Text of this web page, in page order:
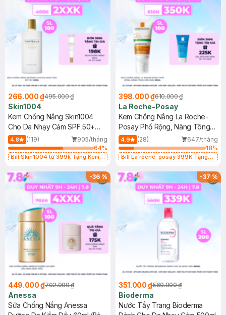
266.000 ₫495.000 ₫
Skin1004
Kem Chống Nắng Skin1004
Cho Da Nhạy Cảm SPF 50+
50ml
4.8 (119)
905/tháng
64%
Bill Skin1004 từ 399k Tặng Kem
SPF 50+ 20ml (SL Có Hạn)
398.000 ₫610.000 ₫
La Roche-Posay
Kem Chống Nắng La Roche-
Posay Phổ Rộng, Nâng Tông
Kiềm Dầu 50ml
4.9 (28)
647/tháng
18%
Bill La roche-posay 399K Tặng
(SL có hạn)
-36%
449.000 ₫702.000 ₫
Anessa
Sữa Chống Nắng Anessa
-37%
351.000 ₫560.000 ₫
Bioderma
Nước Tẩy Trang Bioderma